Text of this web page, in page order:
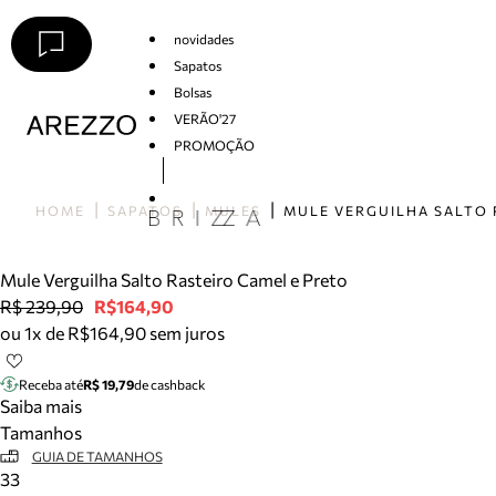
novidades
Sapatos
Bolsas
VERÃO'27
PROMOÇÃO
HOME SAPATOS MULES
Mule Verguilha Salto Rasteiro Camel e Preto
R$ 239,90 R$164,90
ou 1x de R$164,90 sem juros
Receba atéR$ 19,79de cashback
Saiba mais
Tamanhos
GUIA DE TAMANHOS
33